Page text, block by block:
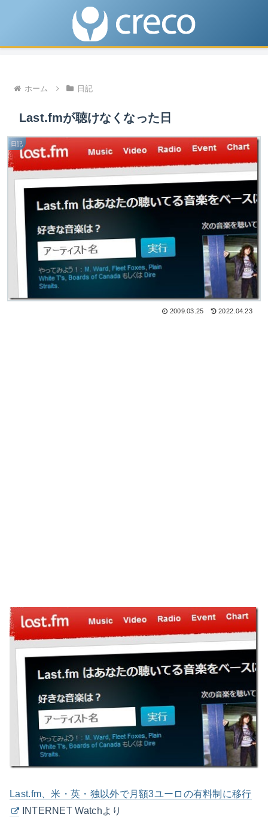
ホーム 日記
Last.fmが聴けなくなった日
日記
2009.03.25 2022.04.23
Last.fm、米・英・独以外で月額3ユーロの有料制に移行
INTERNET Watchより